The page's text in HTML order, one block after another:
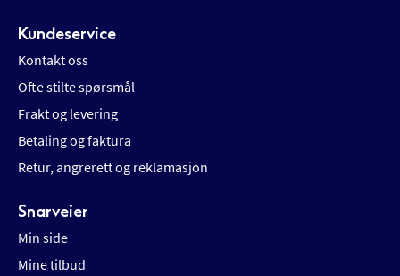
Kundeservice
Kontakt oss
Ofte stilte spørsmål
Frakt og levering
Betaling og faktura
Retur, angrerett og reklamasjon
Snarveier
Min side
Mine tilbud